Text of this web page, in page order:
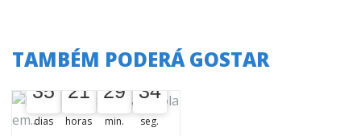
TAMBÉM PODERÁ GOSTAR
A oferta termina em:
35
35
00
dias
21
21
00
horas
29
29
00
min.
34
34
35
seg.